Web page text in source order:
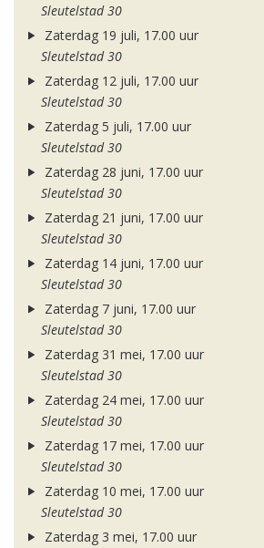
Sleutelstad 30
Zaterdag 19 juli, 17.00 uur
Sleutelstad 30
Zaterdag 12 juli, 17.00 uur
Sleutelstad 30
Zaterdag 5 juli, 17.00 uur
Sleutelstad 30
Zaterdag 28 juni, 17.00 uur
Sleutelstad 30
Zaterdag 21 juni, 17.00 uur
Sleutelstad 30
Zaterdag 14 juni, 17.00 uur
Sleutelstad 30
Zaterdag 7 juni, 17.00 uur
Sleutelstad 30
Zaterdag 31 mei, 17.00 uur
Sleutelstad 30
Zaterdag 24 mei, 17.00 uur
Sleutelstad 30
Zaterdag 17 mei, 17.00 uur
Sleutelstad 30
Zaterdag 10 mei, 17.00 uur
Sleutelstad 30
Zaterdag 3 mei, 17.00 uur